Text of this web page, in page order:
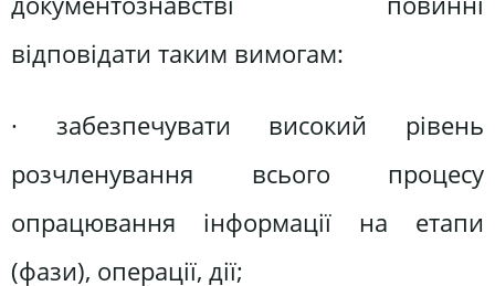
відповідати таким вимогам:
· забезпечувати високий рівень
розчленування всього процесу
опрацювання інформації на етапи
(фази), операції, дії;